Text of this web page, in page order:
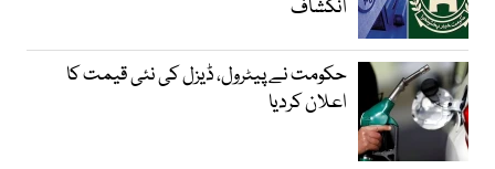
انکشاف
حکومت نے پیٹرول، ڈیزل کی نئی قیمت کا
اعلان کردیا